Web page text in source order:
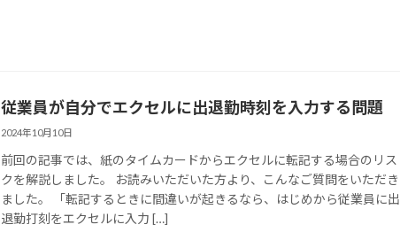
従業員が自分でエクセルに出退勤時刻を入力する問題
2024年10月10日
前回の記事では、紙のタイムカードからエクセルに転記する場合のリス
クを解説しました。 お読みいただいた方より、こんなご質問をいただき
ました。 「転記するときに間違いが起きるなら、はじめから従業員に出
退勤打刻をエクセルに入力 […]